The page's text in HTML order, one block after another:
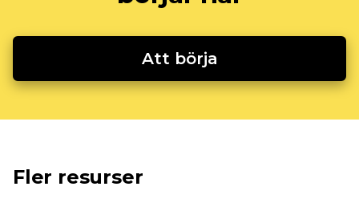
Att börja
Fler resurser